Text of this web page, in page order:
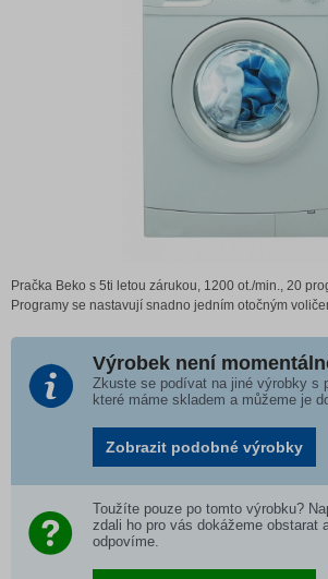
Pračka Beko s 5ti letou zárukou, 1200 ot./min., 20
Programy se nastavují snadno jedním otočným
Výrobek není
Zkuste se podívat na jiné výrobky s
které máme skladem a můžeme je
Zobrazit podobné výrobky
Toužíte pouze po tomto výrobku?
zdali ho pro vás dokážeme obstarat
odpovíme.